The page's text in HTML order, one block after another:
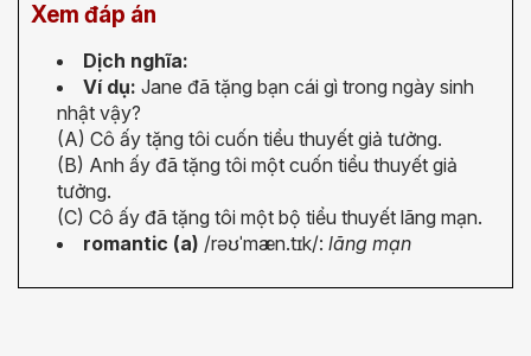
Xem đáp án
Dịch nghĩa:
Ví dụ: Jane đã tặng bạn cái gì trong ngày sinh
nhật vậy?
(A) Cô ấy tặng tôi cuốn tiểu thuyết giả tưởng.
(B) Anh ấy đã tặng tôi một cuốn tiểu thuyết giả
tưởng.
(C) Cô ấy đã tặng tôi một bộ tiểu thuyết lãng mạn.
romantic (a) /rəʊˈmæn.tɪk/: lãng mạn